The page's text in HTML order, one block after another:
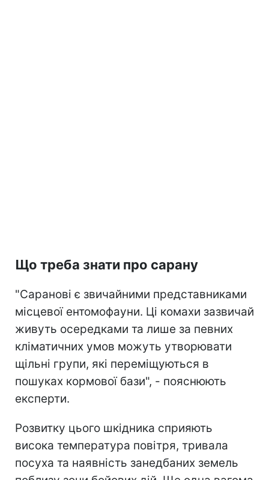
Що треба знати про сарану
"Саранові є звичайними представниками
місцевої ентомофауни. Ці комахи зазвичай
живуть осередками та лише за певних
кліматичних умов можуть утворювати
щільні групи, які переміщуються в
пошуках кормової бази", - пояснюють
експерти.
Розвитку цього шкідника сприяють
висока температура повітря, тривала
посуха та наявність занедбаних земель